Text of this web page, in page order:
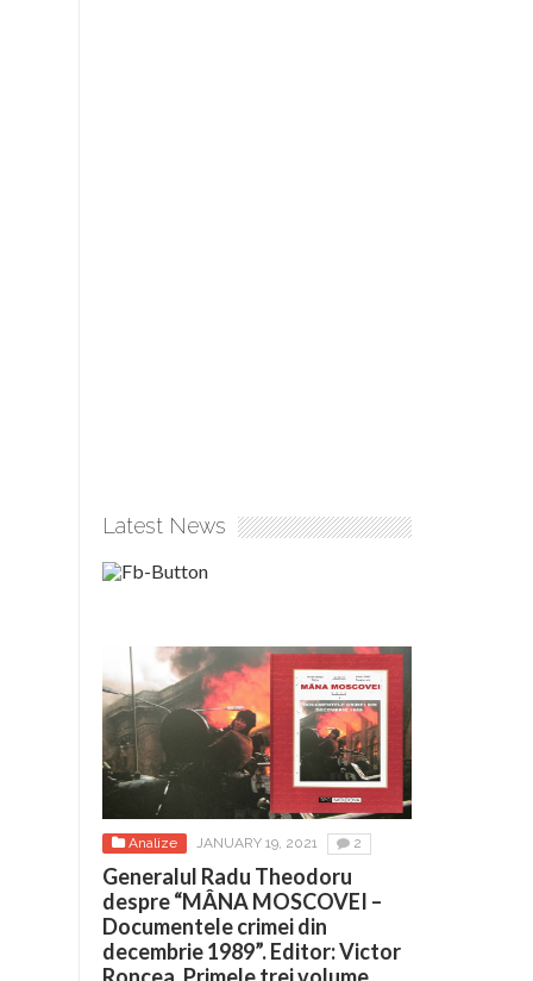
Latest News
Analize JANUARY 19, 2021 2
Generalul Radu Theodoru
despre “MÂNA MOSCOVEI –
Documentele crimei din
decembrie 1989”. Editor: Victor